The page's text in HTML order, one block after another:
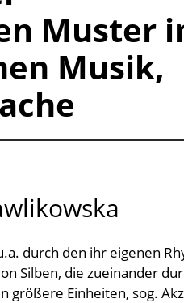
Muster
Musik,
durch den ihr eigenen
Silben, die zueinander
größere Einheiten, sog.